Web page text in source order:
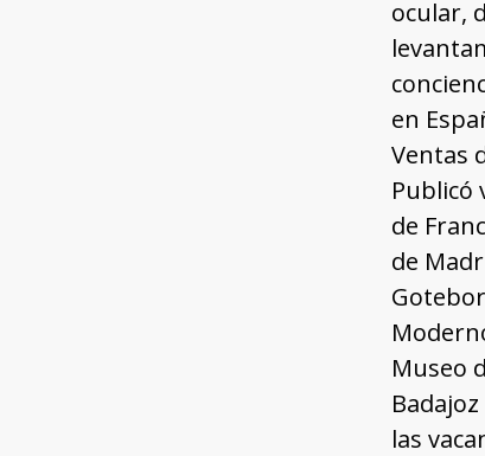
ocular,
en
Ventas
Publicó
de
de
Museo
las